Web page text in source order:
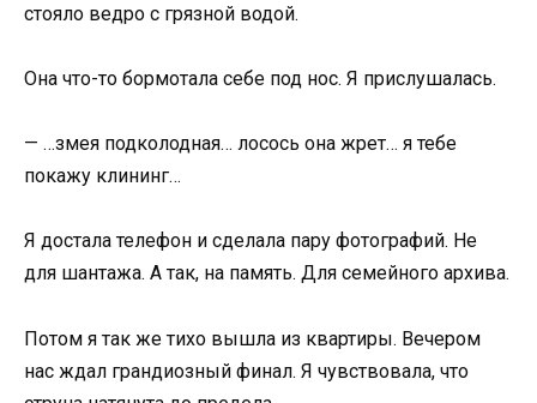
стояло ведро с грязной водой.
Она что-то бормотала себе под нос. Я прислушалась.
— …змея подколодная… лосось она жрет… я тебе
покажу клининг…
Я достала телефон и сделала пару фотографий. Не
для шантажа. А так, на память. Для семейного архива.
Потом я так же тихо вышла из квартиры. Вечером
нас ждал грандиозный финал. Я чувствовала, что